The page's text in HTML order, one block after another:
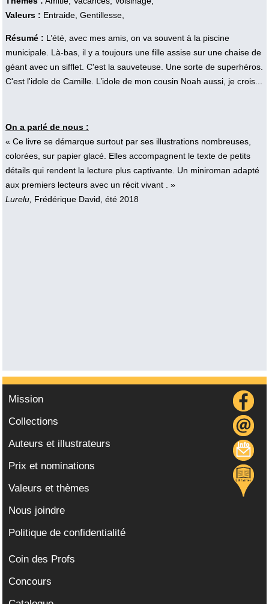
Valeurs : Entraide, Gentillesse,
Résumé : L’été, avec mes amis, on va souvent à la piscine
municipale. Là-bas, il y a toujours une fille assise sur une chaise de
géant avec un sifflet. C'est la sauveteuse. Une sorte de superhéros.
C'est l'idole de Camille. L’idole de mon cousin Noah aussi, je crois...
On a parlé de nous :
« Ce livre se démarque surtout par ses illustrations nombreuses,
colorées, sur papier glacé. Elles accompagnent le texte de petits
détails qui rendent la lecture plus captivante. Un miniroman adapté
aux premiers lecteurs avec un récit vivant . »
Lurelu, Frédérique David, été 2018
Mission
Collections
Auteurs et illustrateurs
Prix et nominations
Valeurs et thèmes
Nous joindre
Politique de confidentialité
Coin des Profs
Concours